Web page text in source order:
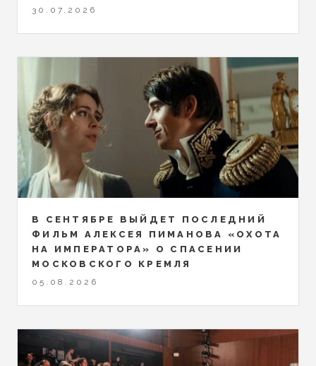
30.07.2026
В СЕНТЯБРЕ ВЫЙДЕТ ПОСЛЕДНИЙ
ФИЛЬМ АЛЕКСЕЯ ПИМАНОВА «ОХОТА
НА ИМПЕРАТОРА» О СПАСЕНИИ
МОСКОВСКОГО КРЕМЛЯ
05.08.2026